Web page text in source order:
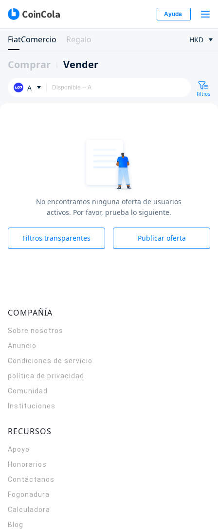
Ayuda
FiatComercio Regalo HKD
Comprar Vender
A
Filtros
No encontramos ninguna oferta de usuarios
activos. Por favor, prueba lo siguiente.
Filtros transparentes Publicar oferta
COMPAÑÍA
Sobre nosotros
Anuncio
Condiciones de servicio
política de privacidad
Comunidad
Instituciones
RECURSOS
Apoyo
Honorarios
Contáctanos
Fogonadura
Calculadora
Blog